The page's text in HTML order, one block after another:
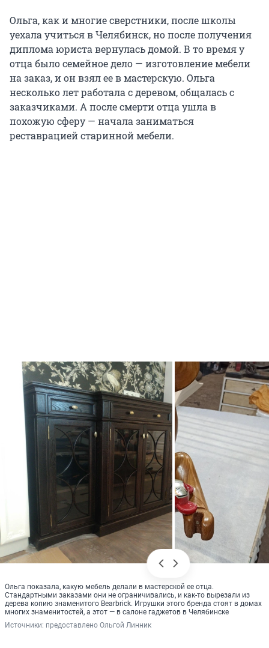
Ольга, как и многие сверстники, после школы
уехала учиться в Челябинск, но после получения
диплома юриста вернулась домой. В то время у
отца было семейное дело — изготовление мебели
на заказ, и он взял ее в мастерскую. Ольга
несколько лет работала с деревом, общалась с
заказчиками. А после смерти отца ушла в
похожую сферу — начала заниматься
реставрацией старинной мебели.
Ольга показала, какую мебель делали в мастерской ее отца.
Стандартными заказами они не ограничивались, и как-то вырезали из
дерева копию знаменитого Bearbrick. Игрушки этого бренда стоят в домах
многих знаменитостей, а этот — в салоне гаджетов в Челябинске
Источники: предоставлено Ольгой Линник